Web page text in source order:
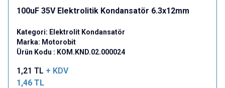
100uF 35V Elektrolitik Kondansatör 6.3x12mm
Kategori: Elektrolit Kondansatör
Marka: Motorobit
Ürün Kodu : KOM.KND.02.000024
1,21 TL + KDV
1,46 TL